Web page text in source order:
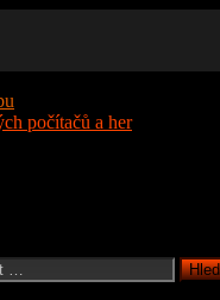
počítačů a her